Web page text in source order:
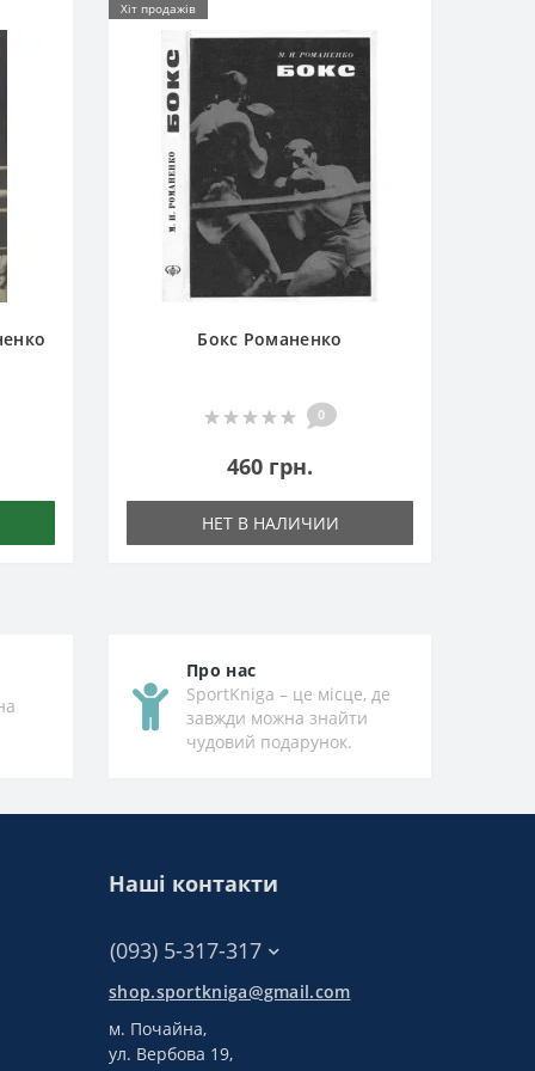
Хіт продажів
Бокс Романенко
0
460 грн.
НЕТ В НАЛИЧИИ
Про нас
SportKniga – це місце, де
завжди можна знайти
чудовий подарунок.
Наші контакти
(093) 5-317-317
shop.sportkniga@gmail.com
м. Почайна,
ул. Вербова 19,